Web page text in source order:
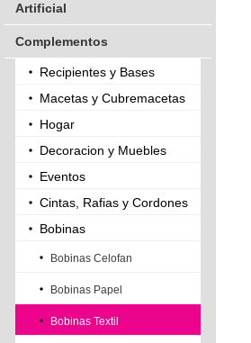
Artificial
Complementos
Recipientes y Bases
Macetas y Cubremacetas
Hogar
Decoracion y Muebles
Eventos
Cintas, Rafias y Cordones
Bobinas
Bobinas Celofan
Bobinas Papel
Bobinas Textil